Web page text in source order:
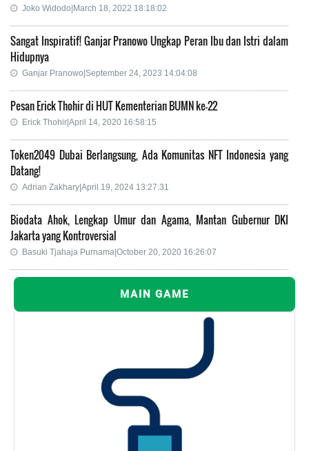
Joko Widodo|March 18, 2022 18:18:02
Sangat Inspiratif! Ganjar Pranowo Ungkap Peran Ibu dan Istri dalam
Hidupnya
Ganjar Pranowo|September 24, 2023 14:04:08
Pesan Erick Thohir di HUT Kementerian BUMN ke-22
Erick Thohir|April 14, 2020 16:58:15
Token2049 Dubai Berlangsung, Ada Komunitas NFT Indonesia yang
Datang!
Adrian Zakhary|April 19, 2024 13:27:31
Biodata Ahok, Lengkap Umur dan Agama, Mantan Gubernur DKI
Jakarta yang Kontroversial
Basuki Tjahaja Purnama|October 20, 2020 16:26:07
MAIN GAME